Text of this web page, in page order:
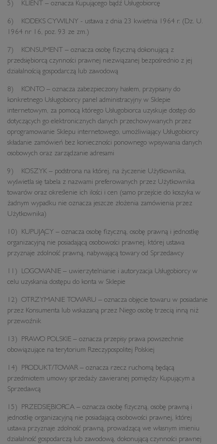
5) KLIENT – oznacza Kupującego bądź Usługobiorcę
6) KODEKS CYWILNY - ustawa z dnia 23 kwietnia 1964 r. (Dz. U.
1964 nr 16, poz. 93 ze zm.)
7) KONSUMENT – oznacza osobę fizyczną dokonującą z
przedsiębiorcą czynności prawnej niezwiązanej bezpośrednio z jej
działalnością gospodarczą lub zawodową
8) KONTO – oznacza zabezpieczony hasłem, przypisany do
konkretnego Usługobiorcy panel administracyjny w Sklepie
internetowym, za pomocą którego Usługobiorca uzyskuje dostęp do
dotyczących go elektronicznych danych przechowywanych przez
oprogramowanie Sklepu internetowego, umożliwiający Usługobiorcy
składanie zamówień bez konieczności ponownego wpisywania danych
osobowych oraz zarządzanie adresami
9) KOSZYK – podstrona na której, na życzenie Użytkownika,
wyświetla się tabela z nazwami preferowanych przez Użytkownika
towarów oraz określenie ich ilości i cen (samo przejście do koszyka w
żadnym wypadku nie oznacza jeszcze złożenia zamówienia przez
Użytkownika)
10) KUPUJĄCY – oznacza osobę fizyczną, osobę prawną i jednostkę
organizacyjną nie posiadającą osobowości prawnej, której ustawa
przyznaje zdolność prawną, nabywającą towary od Sprzedawcy
11) LOGOWANIE – uwierzytelnianie i autoryzacja Usługobiorcy w
celu uzyskania dostępu do konta w Sklepie
12) OTRZYMANIE TOWARU – oznacza objęcie towaru w posiadanie
przez Konsumenta lub wskazaną przez Niego osobę trzecią inną niż
przewoźnik
13) PRAWO POLSKIE – oznacza przepisy prawa powszechnie
obowiązujące na terytorium Rzeczypospolitej Polskiej
14) PRODUKT/TOWAR – oznacza rzecz ruchomą będącą
przedmiotem umowy sprzedaży zawieranej pomiędzy Kupującym a
Sprzedawcą
15) PRZEDSIĘBIORCA – oznacza osobę fizyczną, osobę prawną i
jednostkę organizacyjną nie posiadającą osobowości prawnej, której
ustawa przyznaje zdolność prawną, prowadzącą we własnym imieniu
działalność gospodarczą lub zawodową, dokonującą czynności prawnej